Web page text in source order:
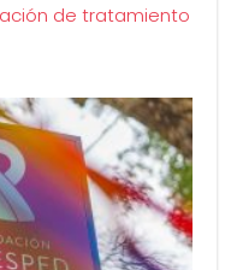
de tratamiento